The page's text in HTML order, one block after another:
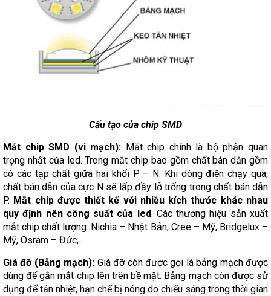
Cấu tạo của chip SMD
Mắt chip SMD (vi mạch): Mắt chip chính là bộ phận quan
trọng nhất của led. Trong mắt chip bao gồm chất bán dẫn gồm
có các tạp chất giữa hai khối P – N. Khi dòng điện chạy qua,
chất bán dẫn của cực N sẽ lấp đầy lỗ trống trong chất bán dẫn
P. Mắt chip được thiết kế với nhiều kích thước khác nhau
quy định nên công suất của led. Các thương hiệu sản xuất
mắt chip chất lượng: Nichia – Nhật Bản, Cree – Mỹ, Bridgelux –
Mỹ, Osram – Đức,..
Giá đỡ (Bảng mạch): Giá đỡ còn được gọi là bảng mạch được
dùng để gắn mắt chip lên trên bề mặt. Bảng mạch còn được sử
dụng để tản nhiệt, hạn chế bị nóng do chiếu sáng trong thời gian